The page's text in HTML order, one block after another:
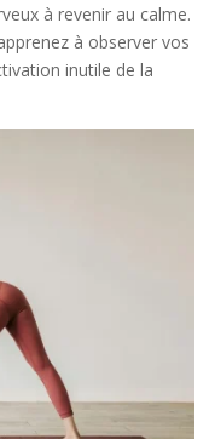
à revenir au calme.
à observer vos
inutile de la